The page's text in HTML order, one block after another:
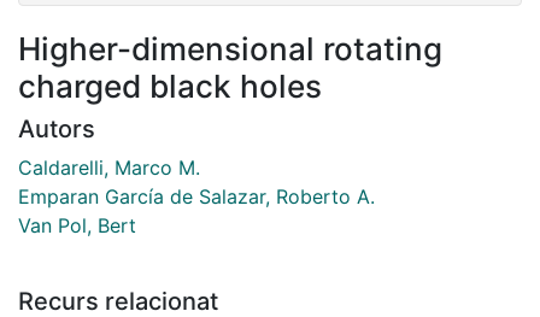
Higher-dimensional rotating
charged black holes
Autors
Caldarelli, Marco M.
Emparan García de Salazar, Roberto A.
Van Pol, Bert
Recurs relacionat